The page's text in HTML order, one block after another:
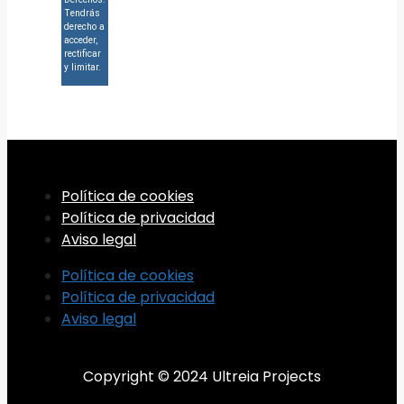
Tendrás
derecho a
acceder,
rectificar
y limitar.
Política de cookies
Política de privacidad
Aviso legal
Política de cookies
Política de privacidad
Aviso legal
Copyright © 2024 Ultreia Projects